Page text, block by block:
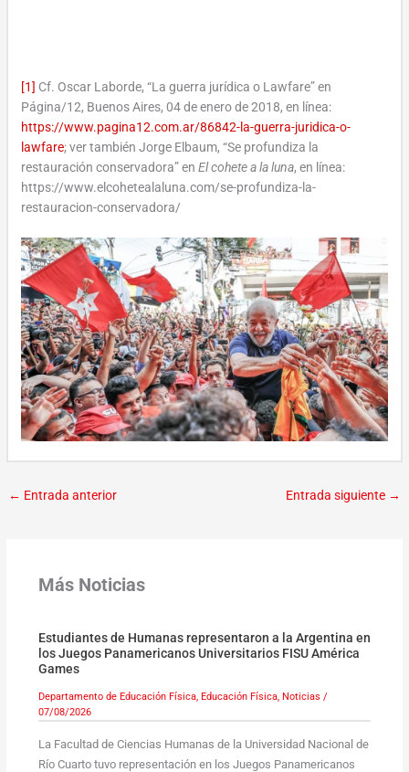
[1] Cf. Oscar Laborde, “La guerra jurídica o Lawfare” en
Página/12, Buenos Aires, 04 de enero de 2018, en línea:
https://www.pagina12.com.ar/86842-la-guerra-juridica-o-
lawfare; ver también Jorge Elbaum, “Se profundiza la
restauración conservadora” enEl cohete a la luna, en línea:
https://www.elcohetealaluna.com/se-profundiza-la-
restauracion-conservadora/
← Entrada anterior Entrada siguiente →
Más Noticias
Estudiantes de Humanas representaron a la Argentina en
los Juegos Panamericanos Universitarios FISU América
Games
Departamento de Educación Física, Educación Física, Noticias /
07/08/2026
La Facultad de Ciencias Humanas de la Universidad Nacional de
Río Cuarto tuvo representación en los Juegos Panamericanos